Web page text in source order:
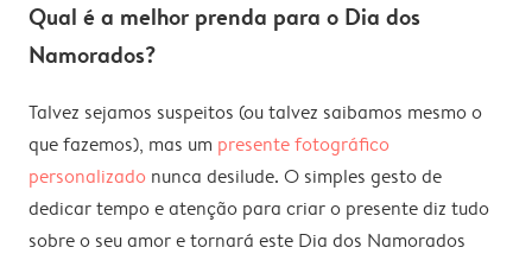
Qual é a melhor prenda para o Dia dos
Namorados?
Talvez sejamos suspeitos (ou talvez saibamos mesmo o
que fazemos), mas um presente fotográfico
personalizado nunca desilude. O simples gesto de
dedicar tempo e atenção para criar o presente diz tudo
sobre o seu amor e tornará este Dia dos Namorados